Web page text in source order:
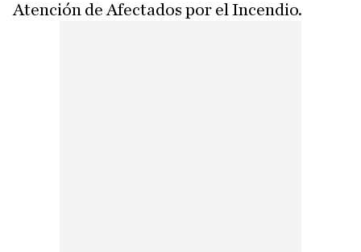
Atención de Afectados por el Incendio.